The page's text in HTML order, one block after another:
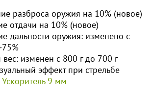
разброса оружия на 10% (новое)
отдачи на 10% (новое)
дальности оружия: изменено с
изменен с 800 г до 700 г
эффект при стрельбе
Ускоритель 9 мм